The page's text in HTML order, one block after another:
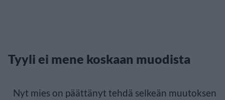
Tyyli ei mene koskaan muodista
Nyt mies on päättänyt tehdä selkeän muutoksen